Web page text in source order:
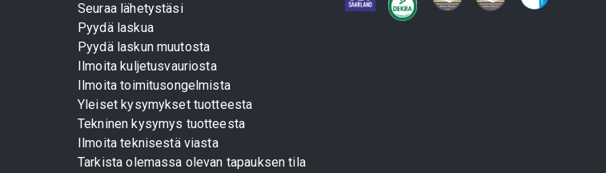
Seuraa lähetystäsi
Pyydä laskua
Pyydä laskun muutosta
Ilmoita kuljetusvauriosta
Ilmoita toimitusongelmista
Yleiset kysymykset tuotteesta
Tekninen kysymys tuotteesta
Ilmoita teknisestä viasta
Tarkista olemassa olevan tapauksen tila